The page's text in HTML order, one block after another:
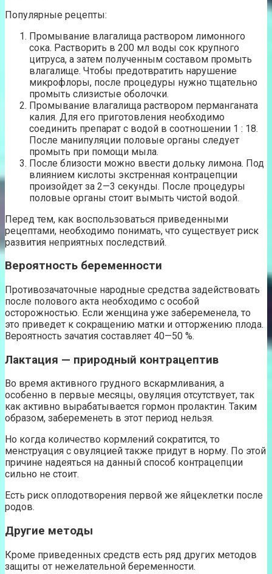
Популярные рецепты:
Промывание влагалища раствором лимонного
сока. Растворить в 200 мл воды сок крупного
цитруса, а затем полученным составом промыть
влагалище. Чтобы предотвратить нарушение
микрофлоры, после процедуры нужно тщательно
промыть слизистые оболочки.
Промывание влагалища раствором перманганата
калия. Для его приготовления необходимо
соединить препарат с водой в соотношении 1 : 18.
После манипуляции половые органы следует
промыть при помощи мыла.
После близости можно ввести дольку лимона. Под
влиянием кислоты экстренная контрацепции
произойдет за 2—3 секунды. После процедуры
половые органы стоит вымыть чистой водой.
Перед тем, как воспользоваться приведенными
рецептами, необходимо понимать, что существует риск
развития неприятных последствий.
Вероятность беременности
Противозачаточные народные средства задействовать
после полового акта необходимо с особой
осторожностью. Если женщина уже забеременела, то
это приведет к сокращению матки и отторжению плода.
Вероятность зачатия составляет 40—50 %.
Лактация — природный контрацептив
Во время активного грудного вскармливания, а
особенно в первые месяцы, овуляция отсутствует, так
как активно вырабатывается гормон пролактин. Таким
образом, забеременеть в этот период нельзя.
Но когда количество кормлений сократится, то
менструация с овуляцией также придут в норму. По этой
причине надеяться на данный способ контрацепции
сильно не стоит.
Есть риск оплодотворения первой же яйцеклетки после
родов.
Другие методы
Кроме приведенных средств есть ряд других методов
защиты от нежелательной беременности.